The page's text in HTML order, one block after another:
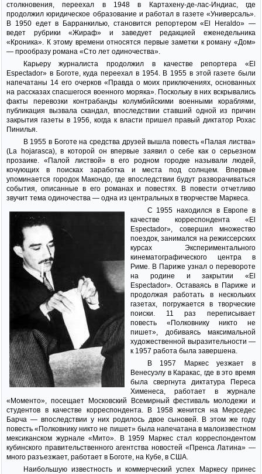
столкновения, переехал в 1948 в Картахену-де-лас-Индиас, где
продолжил юридическое образование и работал в газете «Универсаль».
В 1950 едет в Барранкилью, становится репортером «El Heraldo» —
ведет рубрики «Жираф» и заведует редакцией еженедельника
«Кроника». К этому времени относятся первые заметки к роману «Дом»
— прообразу романа «Сто лет одиночества».
Карьеру журналиста продолжил в качестве репортера «El
Espectador» в Боготе, куда переехал в 1954. В 1955 в этой газете были
напечатаны 14 его очерков «Правда о моих приключениях, основанных
на рассказах спасшегося военного моряка». Поскольку в них вскрывались
факты перевозки контрабанды колумбийскими военными кораблями,
публикация вызвала скандал, впоследствии ставший одной из причин
закрытия газеты в 1956, когда к власти пришел правый диктатор Рохас
Пинилья.
В 1955 в Боготе на средства друзей вышла повесть «Палая листва»
(La hojarasca), в которой он впервые заявил о себе как о серьезном
прозаике. «Палой листвой» в его родном городке называли людей,
кочующих в поисках заработка и места под солнцем. Впервые
упоминается городок Макондо, где впоследствии будут разворачиваться
события, описанные в его романах и повестях. В повести отчетливо
звучит тема одиночества — одна из центральных в творчестве Маркеса.
С 1955 находился в Европе в
качестве корреспондента «El
Espectador», совершил множество
поездок, занимался на режиссерских
курсах Экспериментального
кинематографического центра в
Риме. В Париже узнал о перевороте
на родине и закрытии «El
Espectador». Оставаясь в Париже и
продолжая работать в нескольких
газетах, погружается в творческие
поиски. 11 раз переписывает
повесть «Полковнику никто не
пишет», добиваясь максимальной
художественной выразительности —
к 1957 работа была завершена.
В 1957 Маркес уезжает в
Венесуэлу в Каракас, где в это время
была свергнута диктатура Переса
Хименеса, работает в журнале
«Моменто», посещает Московский Всемирный фестиваль молодежи и
студентов в качестве корреспондента. В 1958 женится на Мерседес
Барча — впоследствии у них родилось двое сыновей. В этом же году
повесть «Полковнику никто не пишет» была напечатана в малоизвестном
мексиканском журнале «Мито». В 1959 Маркес стал корреспондентом
кубинского правительственного агентства новостей «Пренса Латина» —
много разъезжает, работает в Боготе, на Кубе, в США.
Наибольшую известность и коммерческий успех Маркесу принес